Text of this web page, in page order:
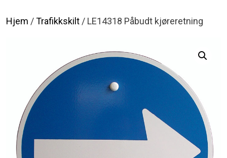
Hjem /Trafikkskilt / LE14318 Påbudt kjøreretning